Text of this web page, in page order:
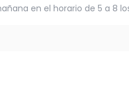
en el horario de 5 a 8